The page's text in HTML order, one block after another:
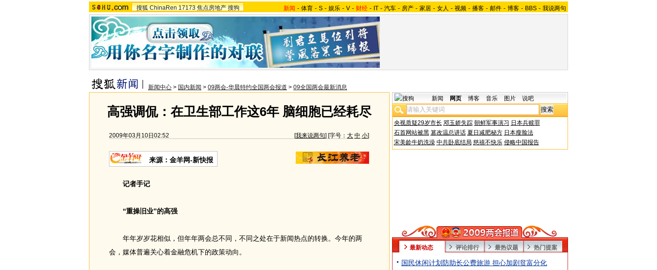
搜狐 ChinaRen 17173 焦点房地产 搜狗 新闻 - 体育 - S - 娱乐 - V - 财经 - IT - 汽车 - 房产 - 家居 - 女人 - 视频 - 播客 - 邮件 - 博客 - BBS - 我说两句
新闻中心 > 国内新闻 > 09两会-华晨特约全国两会报道 > 09全国两会最新消息
高强调侃：在卫生部工作这6年 脑细胞已经耗尽
2009年03月10日02:52 [我来说两句] [字号： 大 中 小]
来源：金羊网-新快报
记者手记
“重操旧业”的高强
年年岁岁花相似，但年年两会总不同，不同之处在于新闻热点的转换。今年的两
会，媒体普遍关心着金融危机下的政策动向。
新闻 网页 博客 音乐 图片 说吧
央视质疑29岁市长 邓玉娇失踪 朝鲜军事演习 日本兵赎罪
石首网站被黑 篡改温总讲话 夏日减肥秘方 日本瘦脸法
宋美龄牛奶洗澡 中共卧底结局 慈禧不快乐 侵略中国报告
最新动态 评论排行 最热议题 热门提案
国民休闲计划防助长公费旅游 担心加剧贫富分化